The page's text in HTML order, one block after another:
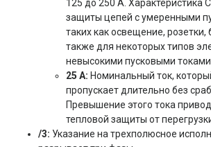
125 до 250 А. Характеристика
защиты цепей с умеренными
таких как освещение, розетки,
также для некоторых типов
невысокими пусковыми токами.
25 А: Номинальный ток,
пропускает длительно без
Превышение этого тока
тепловой защиты от
/3: Указание на трехполюсное